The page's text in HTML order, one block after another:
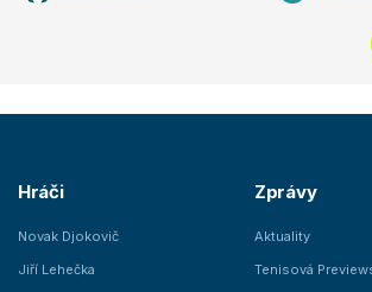
Hráči
Novak Djokovič
Jiří Lehečka
Zprávy
Aktuality
Tenisová